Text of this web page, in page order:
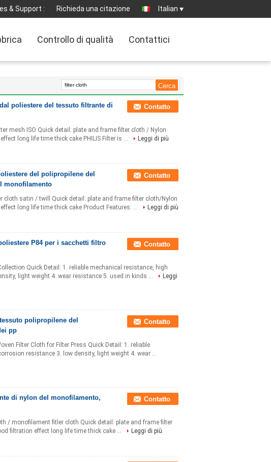
& Support : Richieda una citazione Italian
Controllo di qualità Contattici
poliestere del tessuto filtrante di
Contatto
mesh ISO Quick detail: plate and frame filter cloth / Nylon
long life time thick cake PHILIS Filter is ...
Leggi di più
del polipropilene del
monofilamento
Contatto
cloth satin / twill Quick detail: plate and frame filter cloth/Nylon
long life time thick cake Product Features: ...
Leggi di più
P84 per i sacchetti filtro
Contatto
Quick Detail: 1. reliable mechanical resistance, high
light weight 4. wear resistance 5. used in kinds ...
Leggi
polipropilene del
pp
Contatto
Filter Cloth for Filter Press Quick Detail: 1. reliable
resistance 3. low density, light weight 4. wear ...
di nylon del monofilamento,
Contatto
/ monofilament fitler cloth Quick detail: plate and frame filter
filtration effect long life time thick cake ...
Leggi di più